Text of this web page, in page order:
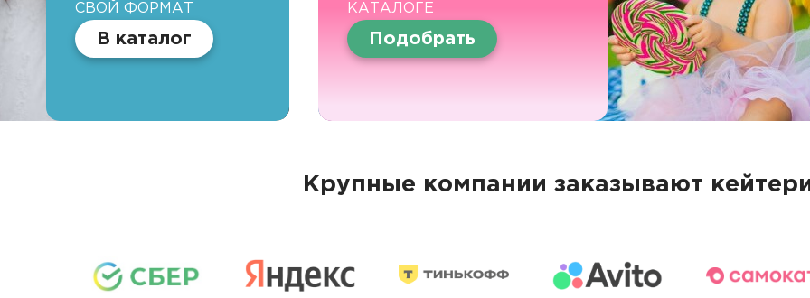
СВОЙ ФОРМАТ
В каталог
КАТАЛОГЕ
Подобрать
Крупные компании заказывают